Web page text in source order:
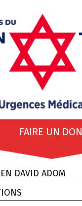
FAIRE UN DON
DAVID ADOM